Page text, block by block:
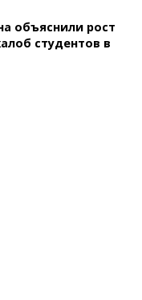
объяснили рост
студентов в